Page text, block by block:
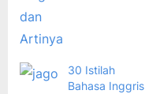
30 Istilah
Bahasa Inggris